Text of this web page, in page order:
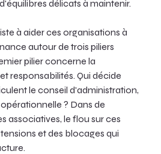
délicats à maintenir.
à aider ces organisations à
autour de trois piliers
pilier concerne la
responsabilités. Qui décide
le conseil d'administration,
? Dans de
associatives, le flou sur ces
et des blocages qui